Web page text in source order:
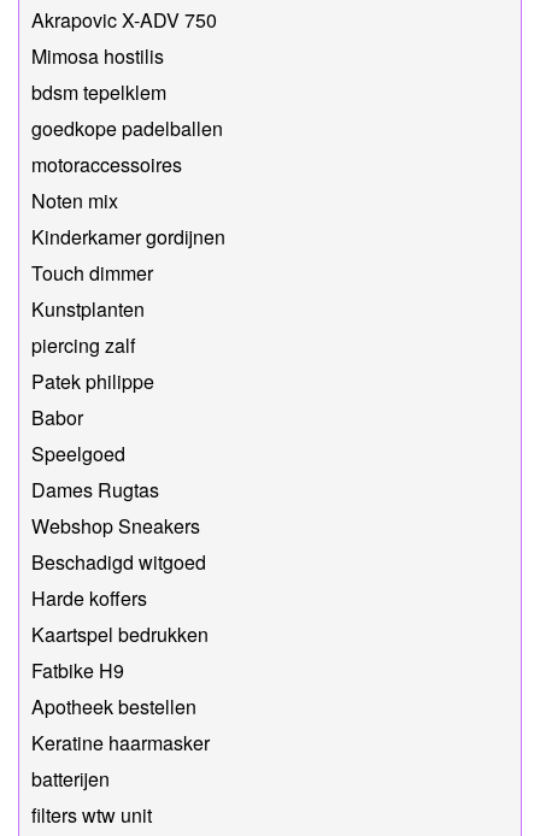
Akrapovic X-ADV 750
Mimosa hostilis
bdsm tepelklem
goedkope padelballen
motoraccessoires
Noten mix
Kinderkamer gordijnen
Touch dimmer
Kunstplanten
piercing zalf
Patek philippe
Babor
Speelgoed
Dames Rugtas
Webshop Sneakers
Beschadigd witgoed
Harde koffers
Kaartspel bedrukken
Fatbike H9
Apotheek bestellen
Keratine haarmasker
batterijen
filters wtw unit